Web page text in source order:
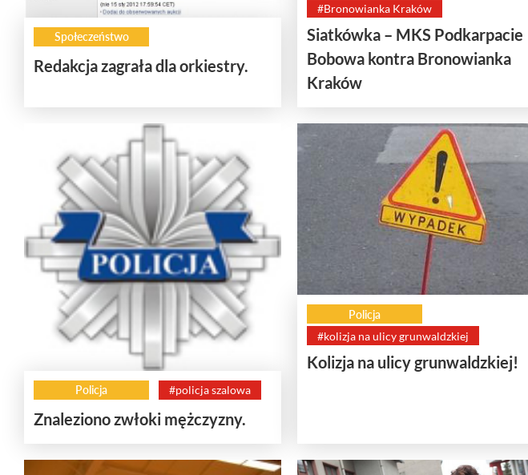
Społeczeństwo
Redakcja zagrała dla orkiestry.
#Bronowianka Kraków
Siatkówka – MKS Podkarpacie
Bobowa kontra Bronowianka
Kraków
Policja #policja szalowa
Znaleziono zwłoki mężczyzny.
Policja
#kolizja na ulicy grunwaldzkiej
Kolizja na ulicy grunwaldzkiej!